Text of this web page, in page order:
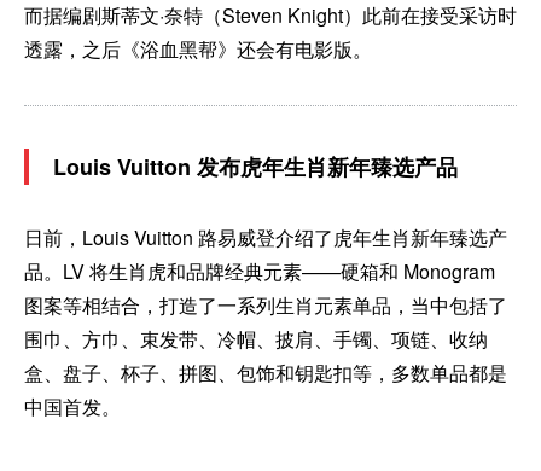
而据编剧斯蒂文·奈特（Steven Knight）此前在接受采访时
透露，之后《浴血黑帮》还会有电影版。
Louis Vuitton 发布虎年生肖新年臻选产品
日前，Louis Vuitton 路易威登介绍了虎年生肖新年臻选产
品。LV 将生肖虎和品牌经典元素——硬箱和 Monogram
图案等相结合，打造了一系列生肖元素单品，当中包括了
围巾、方巾、束发带、冷帽、披肩、手镯、项链、收纳
盒、盘子、杯子、拼图、包饰和钥匙扣等，多数单品都是
中国首发。